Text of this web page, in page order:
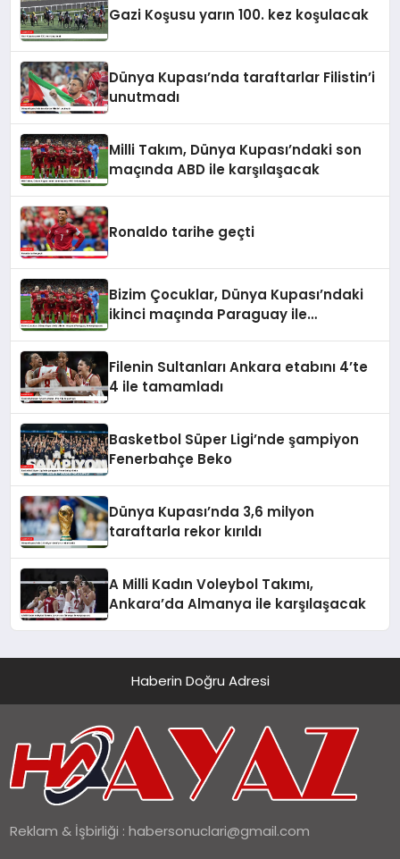
Gazi Koşusu yarın 100. kez koşulacak
Dünya Kupası’nda taraftarlar Filistin’i
unutmadı
Milli Takım, Dünya Kupası’ndaki son
maçında ABD ile karşılaşacak
Ronaldo tarihe geçti
Bizim Çocuklar, Dünya Kupası’ndaki
ikinci maçında Paraguay ile
Filenin Sultanları Ankara etabını 4’te
4 ile tamamladı
Basketbol Süper Ligi’nde şampiyon
Fenerbahçe Beko
Dünya Kupası’nda 3,6 milyon
taraftarla rekor kırıldı
A Milli Kadın Voleybol Takımı,
Ankara’da Almanya ile karşılaşacak
Haberin Doğru Adresi
Reklam & İşbirliği :habersonuclari@gmail.com